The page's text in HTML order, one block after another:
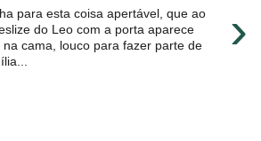
›
para esta coisa apertável, que ao
do Leo com a porta aparece
na cama, louco para fazer parte de